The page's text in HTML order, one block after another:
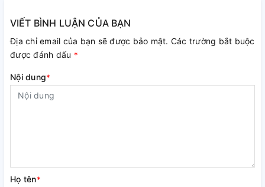
VIẾT BÌNH LUẬN CỦA BẠN
Địa chỉ email của bạn sẽ được bảo mật. Các trường bắt buộc
được đánh dấu *
Nội dung*
Họ tên*